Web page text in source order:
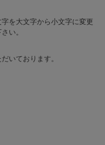
を大文字から小文字に変更
い。
いております。